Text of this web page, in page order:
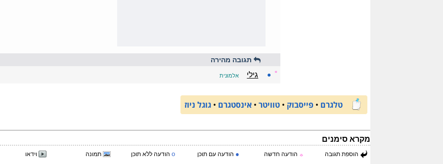
תגובה מהירה
☼
● גילי אלמונית
טלגרם • פייסבוק • טוויטר • אינסטגרם • גוגל ניוז
מקרא סימנים
הוספת תגובה ☼ הודעה חדשה ● הודעה עם תוכן o הודעה ללא תוכן תמונה וידאו